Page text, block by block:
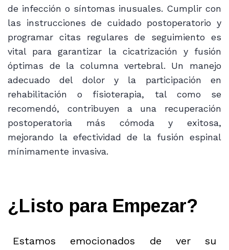
de infección o síntomas inusuales. Cumplir con
las instrucciones de cuidado postoperatorio y
programar citas regulares de seguimiento es
vital para garantizar la cicatrización y fusión
óptimas de la columna vertebral. Un manejo
adecuado del dolor y la participación en
rehabilitación o fisioterapia, tal como se
recomendó, contribuyen a una recuperación
postoperatoria más cómoda y exitosa,
mejorando la efectividad de la fusión espinal
mínimamente invasiva.
¿Listo para Empezar?
Estamos emocionados de ver su